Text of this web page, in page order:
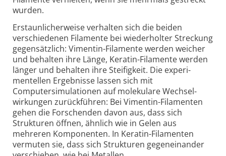
wurden.
Erstaunlicher­weise verhalten sich die beiden
verschiedenen Filamente bei wiederholter Streckung
gegensätzlich: Vimentin-Filamente werden weicher
und behalten ihre Länge, Keratin-Filamente werden
länger und behalten ihre Steifigkeit. Die experi­
mentellen Ergebnisse lassen sich mit
Computersimulationen auf molekulare Wechsel­
wirkungen zurückführen: Bei Vimentin-Filamenten
gehen die Forschenden davon aus, dass sich
Strukturen öffnen, ähnlich wie in Gelen aus
mehreren Komponenten. In Keratin-Filamenten
vermuten sie, dass sich Strukturen gegeneinander